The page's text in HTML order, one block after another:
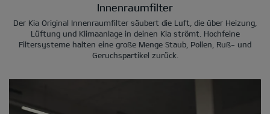
Innenraumfilter
Der Kia Original Innenraumfilter säubert die Luft, die über Heizung,
Lüftung und Klimaanlage in deinen Kia strömt. Hochfeine
Filtersysteme halten eine große Menge Staub, Pollen, Ruß- und
Geruchspartikel zurück.